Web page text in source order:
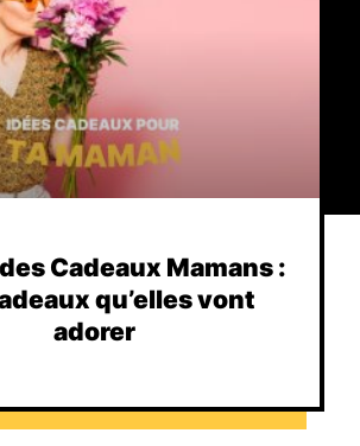
Cadeaux Mamans :
qu’elles vont
adorer